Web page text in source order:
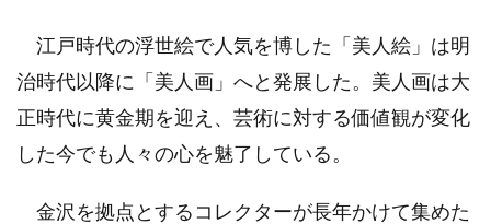
江戸時代の浮世絵で人気を博した「美人絵」は明
治時代以降に「美人画」へと発展した。美人画は大
正時代に黄金期を迎え、芸術に対する価値観が変化
した今でも人々の心を魅了している。
金沢を拠点とするコレクターが長年かけて集めた